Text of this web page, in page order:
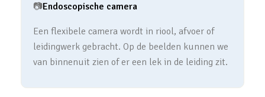
📷Endoscopische camera
Een flexibele camera wordt in riool, afvoer of
leidingwerk gebracht. Op de beelden kunnen we
van binnenuit zien of er een lek in de leiding zit.